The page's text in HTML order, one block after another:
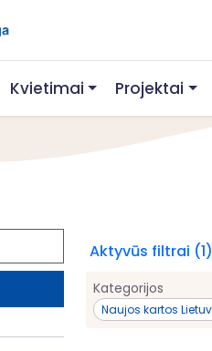
Kvietimai Projektai
Aktyvūs filtrai (1)
Kategorijos
Naujos kartos